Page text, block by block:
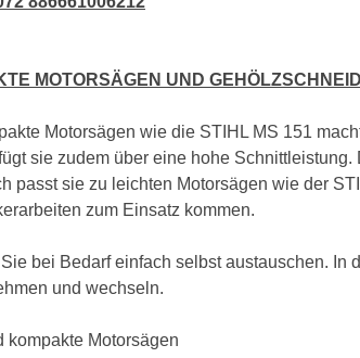
MOTORSÄGEN UND
Motorsägen wie die STIHL MS 151
sie zudem über eine hohe
passt sie zu leichten Motorsägen wie der
zum Einsatz kommen.
bei Bedarf einfach selbst austauschen.
und wechseln.
kompakte Motorsägen